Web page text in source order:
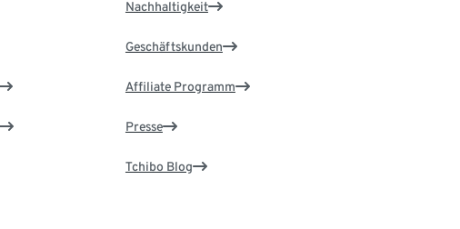
Nachhaltigkeit
Geschäftskunden
Affiliate Programm
Presse
Tchibo Blog